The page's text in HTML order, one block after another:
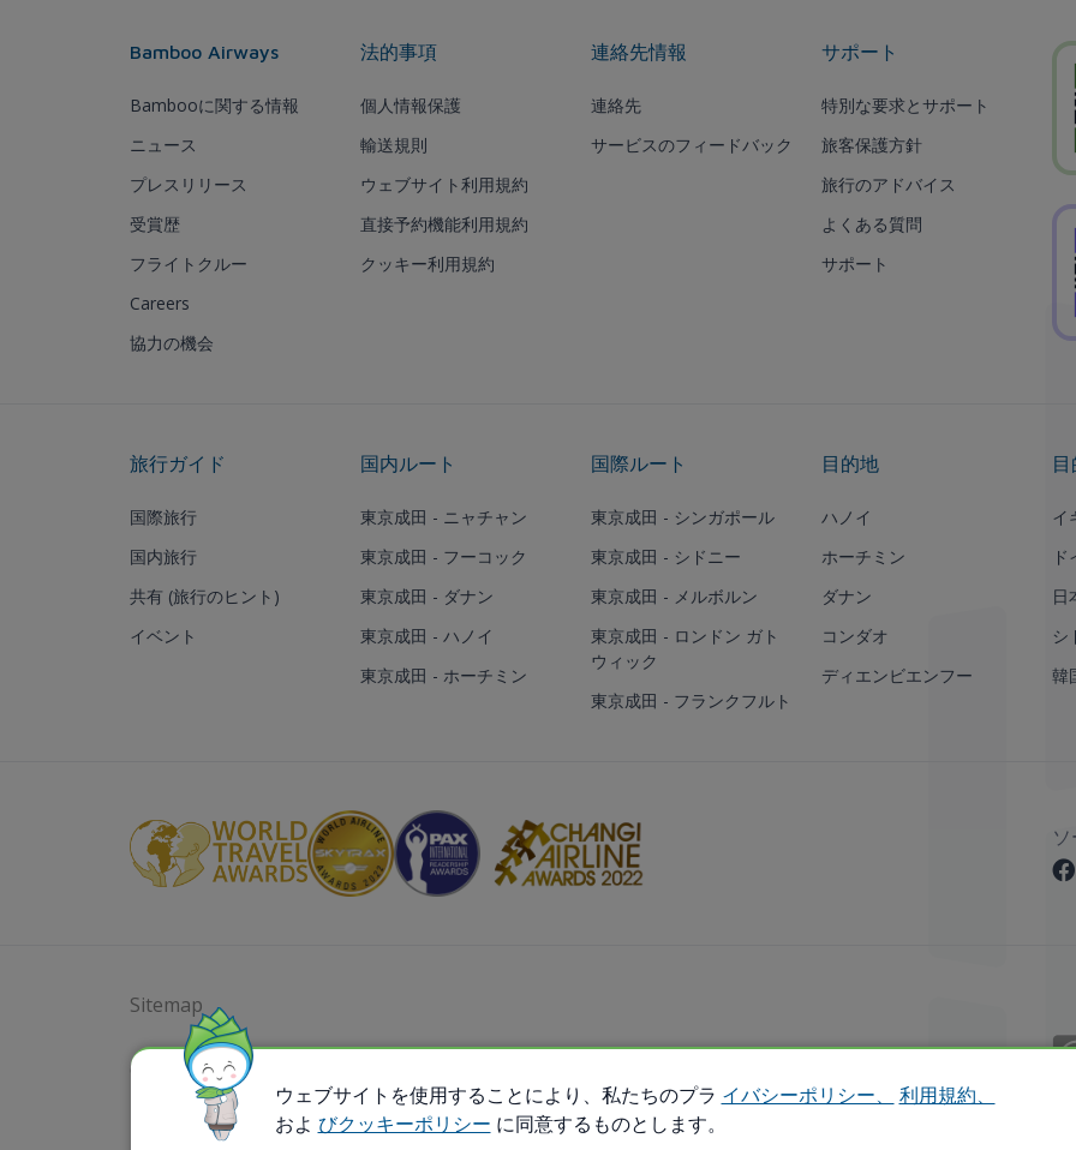
Bamboo Airways
Bambooに関する情報
ニュース
プレスリリース
受賞歴
フライトクルー
Careers
協力の機会
法的事項
個人情報保護
輸送規則
ウェブサイト利用規約
直接予約機能利用規約
クッキー利用規約
連絡先情報
連絡先
サービスのフィードバック
サポート
特別な要求とサポート
旅客保護方針
旅行のアドバイス
よくある質問
サポート
旅行ガイド
国際旅行
国内旅行
共有 (旅行のヒント)
イベント
国内ルート
東京成田 - ニャチャン
東京成田 - フーコック
東京成田 - ダナン
東京成田 - ハノイ
東京成田 - ホーチミン
国際ルート
東京成田 - シンガポール
東京成田 - シドニー
東京成田 - メルボルン
東京成田 - ロンドン ガト
ウィック
東京成田 - フランクフルト
目的地
ハノイ
ホーチミン
ダナン
コンダオ
ディエンビエンフー
イ
日
シ
韓
Sitemap
@ 2023 Bamboo Airways Copyright. All Rights Reserved.
Business Registration Code: 010786737
ウェブサイトを使用することにより、私たちのプラ イバシーポリシー、
利用規約、
およ びクッキーポリシー に同意するものとします。